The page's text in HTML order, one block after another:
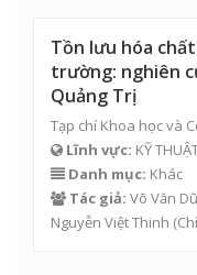
Tồn lưu hóa
trường: nghiên
Quảng Trị
Tạp chí Khoa học và
Lĩnh vực: KỸ
Danh mục: Khác
Tác giả: Võ Văn
Nguyễn Việt Thinh